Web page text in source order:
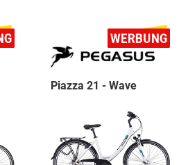
Piazza 21 - Wave